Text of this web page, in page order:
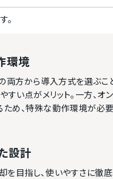
。
環境
両方から導入方式を選ぶこ
い点がメリット。一方、オ
ため、特殊な動作環境が必
設計
目指し、使いやすさに徹